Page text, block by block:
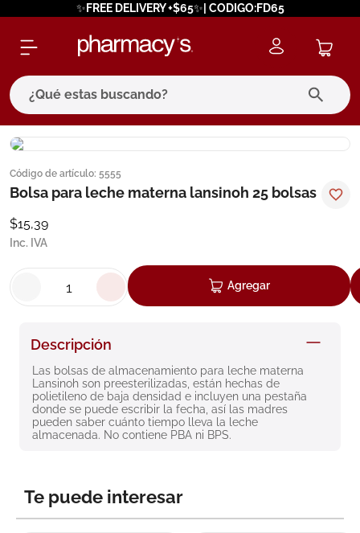
✨FREE DELIVERY +$65✨| CODIGO:FD65
¿Qué estas buscando?
Código de artículo: 5555
Bolsa para leche materna lansinoh 25 bolsas
$15,39
Inc. IVA
Agregar
Descripción
Las bolsas de almacenamiento para leche materna
Lansinoh son preesterilizadas, están hechas de
polietileno de baja densidad e incluyen una pestaña
donde se puede escribir la fecha, así las madres
pueden saber cuánto tiempo lleva la leche
almacenada. No contiene PBA ni BPS.
Te puede interesar
términos más buscados
1. eucerin
3.
cerave
7. megacistin
8. roche posay
9. isdin
10.neumoflux